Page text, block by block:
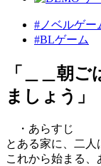
#ノベルゲー
#BLゲーム
「＿＿朝
ましょう」
・あらすじ
とある家に、二人
これから始まる、